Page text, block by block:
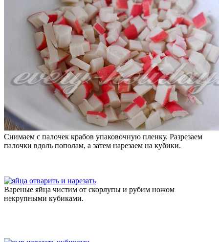
Снимаем с палочек крабов упаковочную пленку. Разрезаем
палочки вдоль пополам, а затем нарезаем на кубики.
Вареные яйца чистим от скорлупы и рубим ножом
некрупными кубиками.